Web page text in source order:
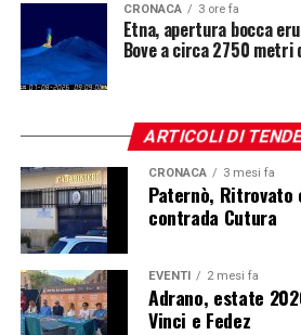
CRONACA 3 ore fa
Etna, apertura bocca
Bove a circa 2750 metri
ARTICOLI DI
CRONACA 3 mesi fa
Paternò, Ritrovato
contrada Cutura
EVENTI 2 mesi fa
Adrano, estate
Vinci e Fedez